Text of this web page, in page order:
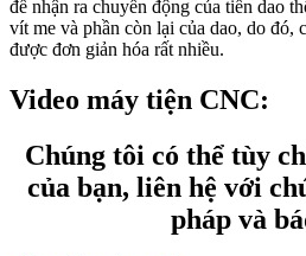
để nhận ra chuyển động của tiến dao
vít me và phần còn lại của dao, do đó,
được đơn giản hóa rất nhiều.
Video máy tiện CNC:
Chúng tôi có thể tùy
của bạn, liên hệ với
pháp và